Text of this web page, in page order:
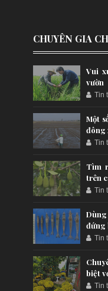
CHUYÊN GIA
Vui
vườn
Tin
Một
đông
Tin
Tìm
trên
Tin
đứng
Tin
biệt
Tin